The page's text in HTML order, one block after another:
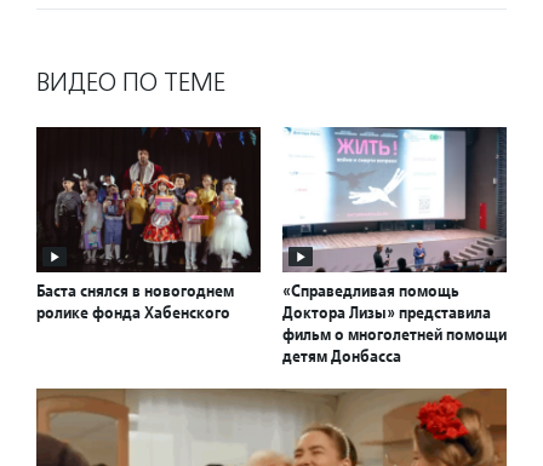
ВИДЕО ПО ТЕМЕ
Баста снялся в новогоднем
ролике фонда Хабенского
«Справедливая помощь
Доктора Лизы» представила
фильм о многолетней помощи
детям Донбасса